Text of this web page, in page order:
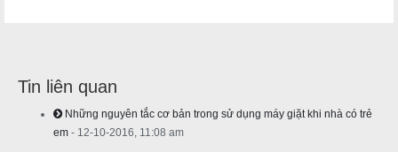
Tin liên quan
Những nguyên tắc cơ bản trong sử dụng máy giặt khi nhà có trẻ
em - 12-10-2016, 11:08 am